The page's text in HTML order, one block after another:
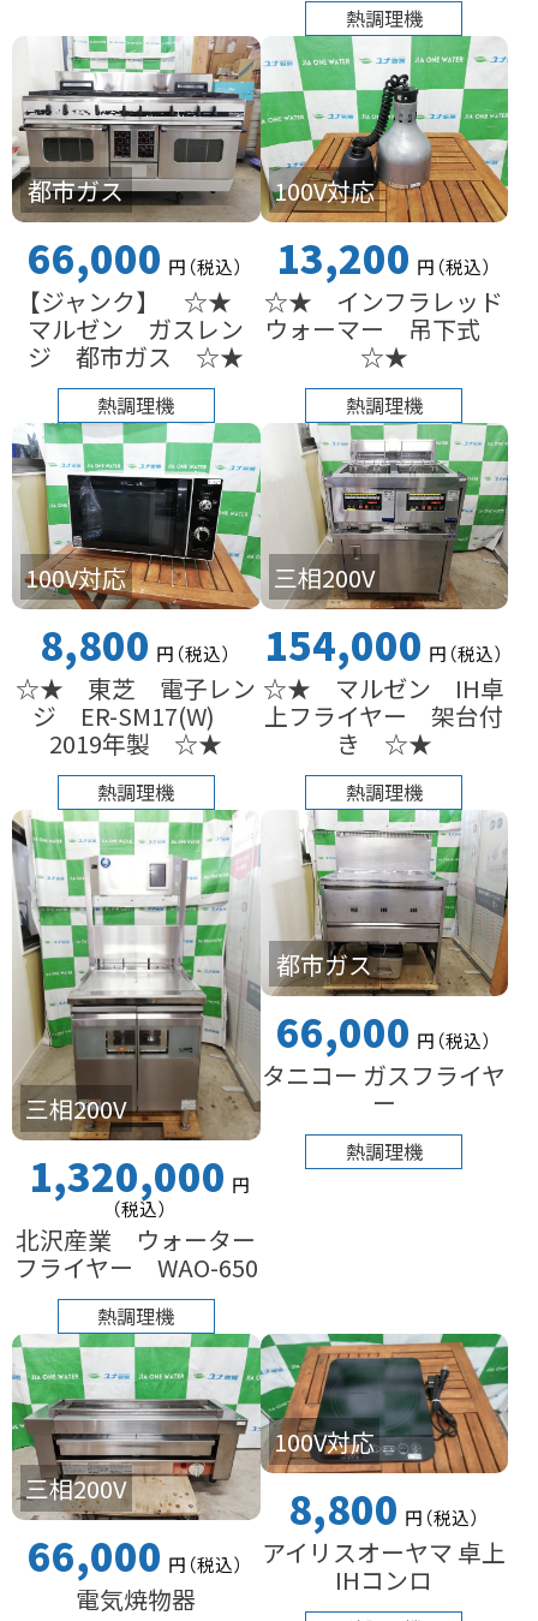
熱調理機
都市ガス
66,000 円（税込）
【ジャンク】 ☆★
マルゼン ガスレン
ジ 都市ガス ☆★
熱調理機
100V対応
13,200 円（税込）
☆★ インフラレッド
ウォーマー 吊下式
☆★
熱調理機
100V対応
8,800 円（税込）
☆★ 東芝 電子レン
ジ ER-SM17(W)
2019年製 ☆★
熱調理機
三相200V
154,000 円（税込）
☆★ マルゼン IH卓
上フライヤー 架台付
き ☆★
熱調理機
三相200V
1,320,000 円
（税込）
北沢産業 ウォーター
フライヤー WAO-650
熱調理機
都市ガス
66,000 円（税込）
タニコー ガスフライヤ
ー
熱調理機
三相200V
66,000 円（税込）
電気焼物器
100V対応
8,800 円（税込）
アイリスオーヤマ 卓上
IHコンロ